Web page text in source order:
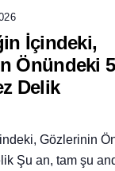
İçindeki,
Önündeki 5
Delik
Gözlerinin
Şu an, tam şu